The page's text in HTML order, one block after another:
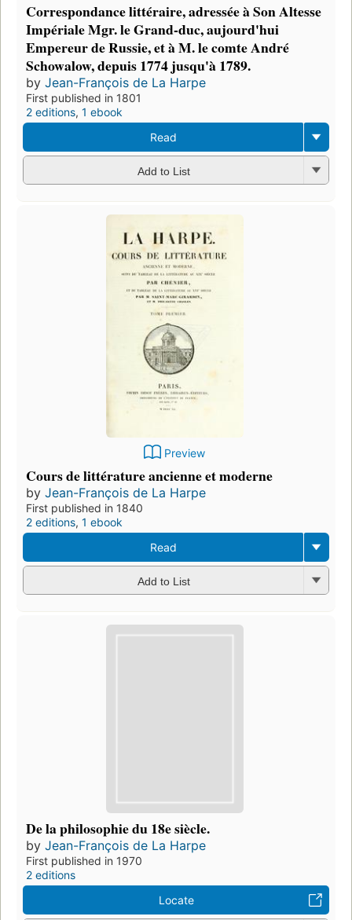
Correspondance littéraire, adressée à Son Altesse
Impériale Mgr. le Grand-duc, aujourd'hui
Empereur de Russie, et à M. le comte André
Schowalow, depuis 1774 jusqu'à 1789.
by Jean-François de La Harpe
First published in 1801
2 editions, 1 ebook
Read
Add to List
Preview
Cours de littérature ancienne et moderne
by Jean-François de La Harpe
First published in 1840
2 editions, 1 ebook
Read
Add to List
De la philosophie du 18e siècle.
by Jean-François de La Harpe
First published in 1970
2 editions
Locate